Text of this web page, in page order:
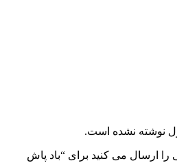
نوشته نشده است.
را ارسال می کنید برای “باد پاش